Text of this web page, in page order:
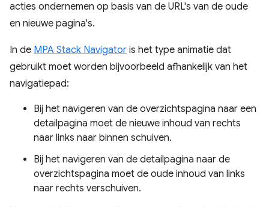
acties ondernemen op basis van de URL's van de oude
en nieuwe pagina's.
In de MPA Stack Navigator is het type animatie dat
gebruikt moet worden bijvoorbeeld afhankelijk van het
navigatiepad:
Bij het navigeren van de overzichtspagina naar een
detailpagina moet de nieuwe inhoud van rechts
naar links naar binnen schuiven.
Bij het navigeren van de detailpagina naar de
overzichtspagina moet de oude inhoud van links
naar rechts verschuiven.